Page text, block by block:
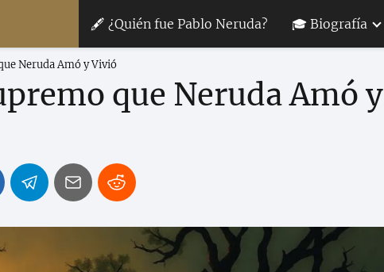
🖋 ¿Quién fue Pablo Neruda? 🎓 Biografía
Neruda Amó y Vivió
que Neruda Amó y